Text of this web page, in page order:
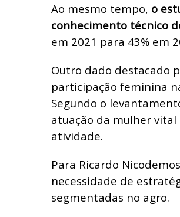
Ao mesmo tempo, o
conhecimento técnico
em 2021 para 43% em
Outro dado destacado
participação feminina
Segundo o
atuação da mulher
atividade.
Para Ricardo
necessidade de
segmentadas no agro.